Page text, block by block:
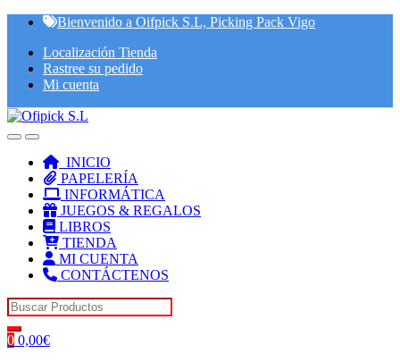
Skip
navigation
Skip
content
Bienvenido a Oifpick S.L, Picking Pack Vigo
Localización Tienda
Rastree su pedido
Mi cuenta
INICIO
PAPELERÍA
INFORMÁTICA
JUEGOS & REGALOS
LIBROS
TIENDA
MI CUENTA
CONTÁCTENOS
Search for:
0 0,00€